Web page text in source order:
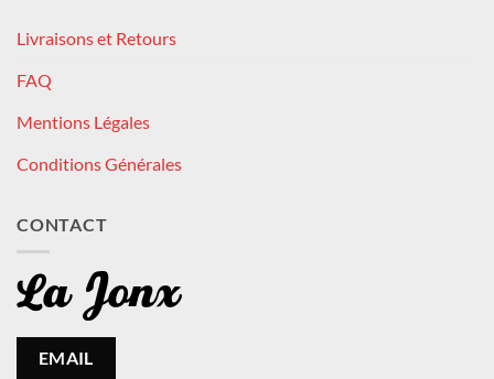
Livraisons et Retours
FAQ
Mentions Légales
Conditions Générales
CONTACT
EMAIL